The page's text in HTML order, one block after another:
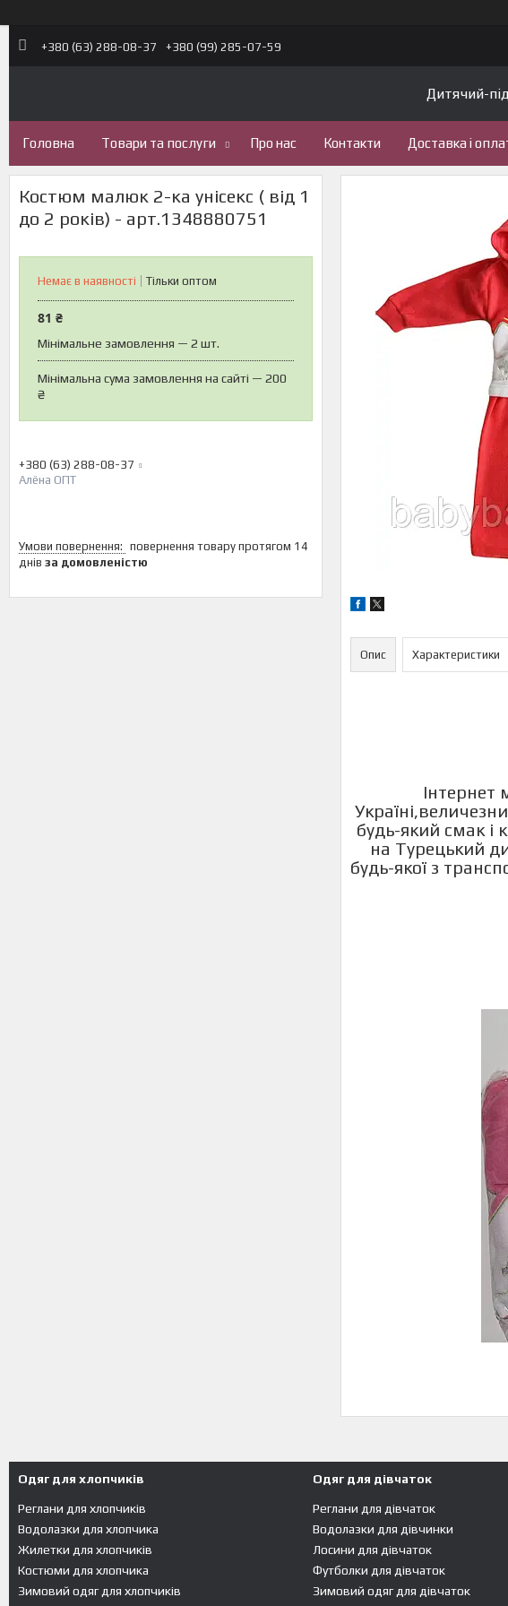
+380 (63) 288-08-37 +380 (99) 285-07-59
Дитячий-
Головна Товари та послуги Про нас Контакти Доставка і
Костюм малюк 2-ка унісекс ( від 1
до 2 років) - арт.1348880751
Немає в наявності Тільки оптом
81 ₴
Мінімальне замовлення — 2 шт.
Мінімальна сума замовлення на сайті — 200
₴
+380 (63) 288-08-37
Алёна ОПТ
повернення товару протягом 14
днів за домовленістю
Опис Характеристики
Інтернет
будь-який смак і
на Турецький
будь-якої з
Одяг для хлопчиків
Реглани для хлопчиків
Водолазки для хлопчика
Жилетки для хлопчиків
Костюми для хлопчика
Зимовий одяг для хлопчиків
Одяг для дівчаток
Реглани для дівчаток
Водолазки для дівчинки
Лосини для дівчаток
Футболки для дівчаток
Зимовий одяг для дівчаток